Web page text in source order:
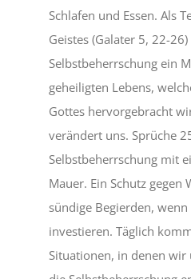
Schlafen und Essen. Als
Geistes (Galater 5, 22-
Selbstbeherrschung ein
geheiligten Lebens,
Gottes hervorgebracht
verändert uns. Sprüche
Selbstbeherrschung mit
Mauer. Ein Schutz gegen
sündige Begierden,
investieren. Täglich
Situationen, in denen wir